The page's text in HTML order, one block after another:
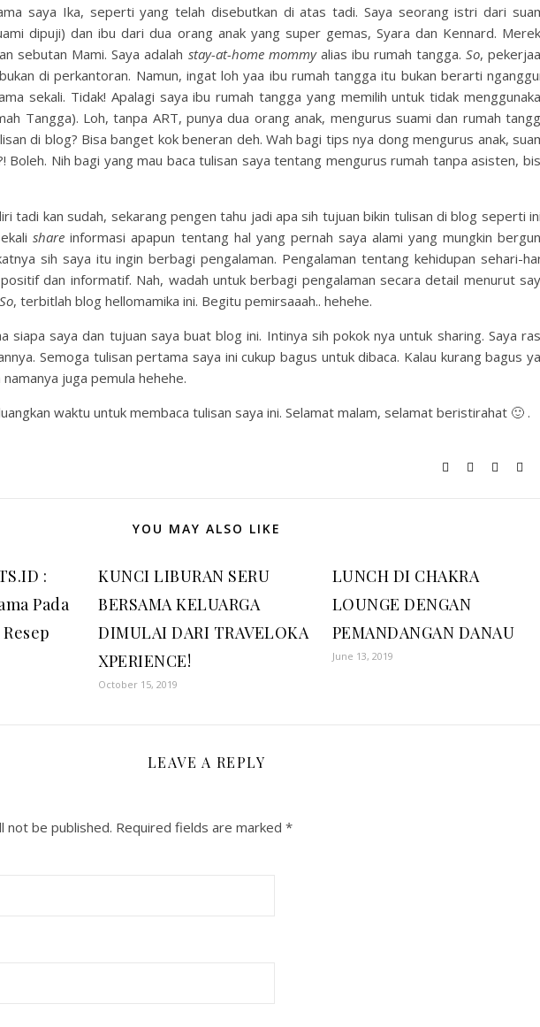
saya Ika, seperti yang telah disebutkan di atas tadi. Saya seorang istri dari
dipuji) dan ibu dari dua orang anak yang super gemas, Syara dan Kennard.
sebutan Mami. Saya adalah stay-at-home mommyalias ibu rumah tangga. So,
di perkantoran. Namun, ingat loh yaa ibu rumah tangga itu bukan berarti
sekali. Tidak! Apalagi saya ibu rumah tangga yang memilih untuk tidak
Tangga). Loh, tanpa ART, punya dua orang anak, mengurus suami dan rumah
di blog? Bisa banget kok beneran deh. Wah bagi tips nya dong mengurus anak,
Boleh. Nih bagi yang mau baca tulisan saya tentang mengurus rumah tanpa asisten,
tadi kan sudah, sekarang pengen tahu jadi apa sih tujuan bikin tulisan di blog seperti
share informasi apapun tentang hal yang pernah saya alami yang mungkin
sih saya itu ingin berbagi pengalaman. Pengalaman tentang kehidupan sehari-
dan informatif. Nah, wadah untuk berbagi pengalaman secara detail menurut
So, terbitlah blog hellomamika ini. Begitu pemirsaaah.. hehehe.
siapa saya dan tujuan saya buat blog ini. Intinya sih pokok nya untuk sharing. Saya
Semoga tulisan pertama saya ini cukup bagus untuk dibaca. Kalau kurang bagus
juga pemula hehehe.
waktu untuk membaca tulisan saya ini. Selamat malam, selamat beristirahat 🙂 .
YOU MAY ALSO LIKE
:
Pada
KUNCI LIBURAN SERU
BERSAMA KELUARGA
DIMULAI DARI TRAVELOKA
XPERIENCE!
October 15, 2019
LUNCH DI CHAKRA
LOUNGE DENGAN
PEMANDANGAN DANAU
June 13, 2019
LEAVE A REPLY
not be published. Required fields are marked *